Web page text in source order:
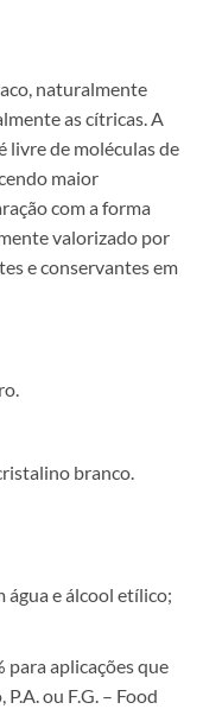
naturalmente
as cítricas. A
livre de moléculas de
maior
com a forma
valorizado por
e conservantes em
branco.
e álcool etílico;
aplicações que
ou F.G. – Food